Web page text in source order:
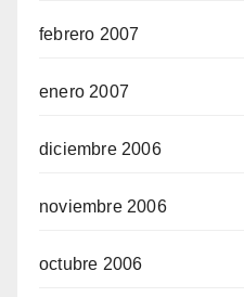
febrero 2007
enero 2007
diciembre 2006
noviembre 2006
octubre 2006